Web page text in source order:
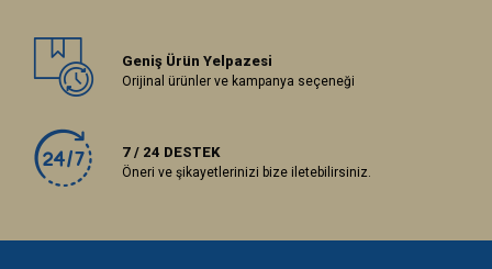
Geniş Ürün Yelpazesi
Orijinal ürünler ve kampanya seçeneği
7 / 24 DESTEK
Öneri ve şikayetlerinizi bize iletebilirsiniz.